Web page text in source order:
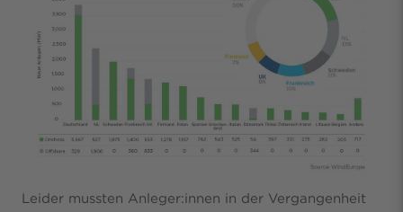
Leider mussten Anleger:innen in der Vergangenheit